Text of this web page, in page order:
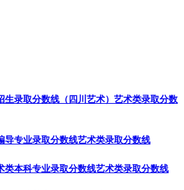
录取分数线（四川艺术） 艺术类录取分数
导专业录取分数线艺术类录取分数线
类本科专业录取分数线艺术类录取分数线